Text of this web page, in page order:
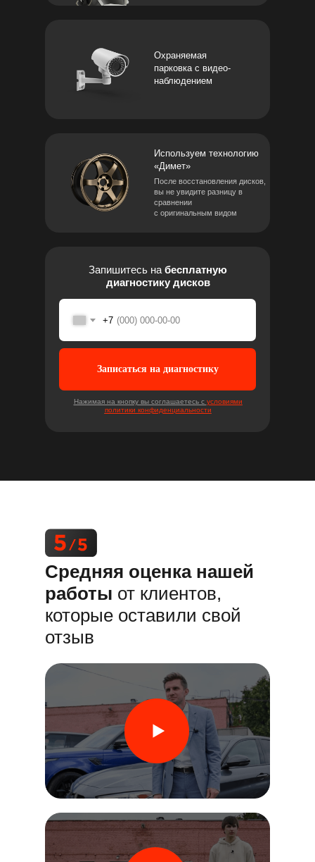
Охраняемая
парковка с видео-
наблюдением
Используем технологию
«Димет»
После восстановления дисков,
вы не увидите разницу в
сравнении
с оригинальным видом
Запишитесь на бесплатную
диагностику дисков
+7
Записаться на диагностику
Нажимая на кнопку вы соглашаетесь с условиями
политики конфиденциальности
Средняя оценка нашей
работы от клиентов,
которые оставили свой
отзыв